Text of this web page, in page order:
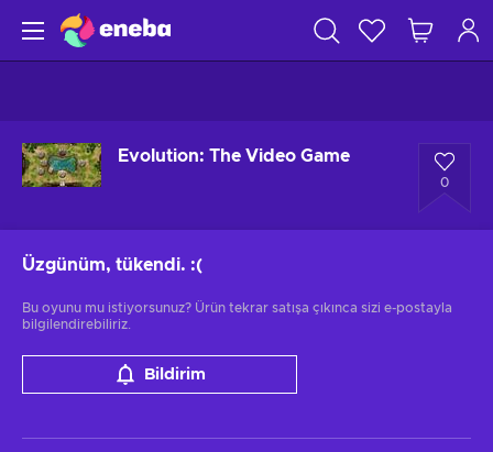
Evolution: The Video Game
0
Üzgünüm, tükendi. :(
Bu oyunu mu istiyorsunuz? Ürün tekrar satışa çıkınca sizi e-postayla
bilgilendirebiliriz.
Bildirim